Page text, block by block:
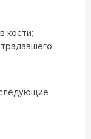
кости;